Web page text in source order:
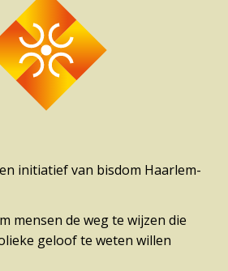
initiatief van bisdom Haarlem-
mensen de weg te wijzen die
geloof te weten willen